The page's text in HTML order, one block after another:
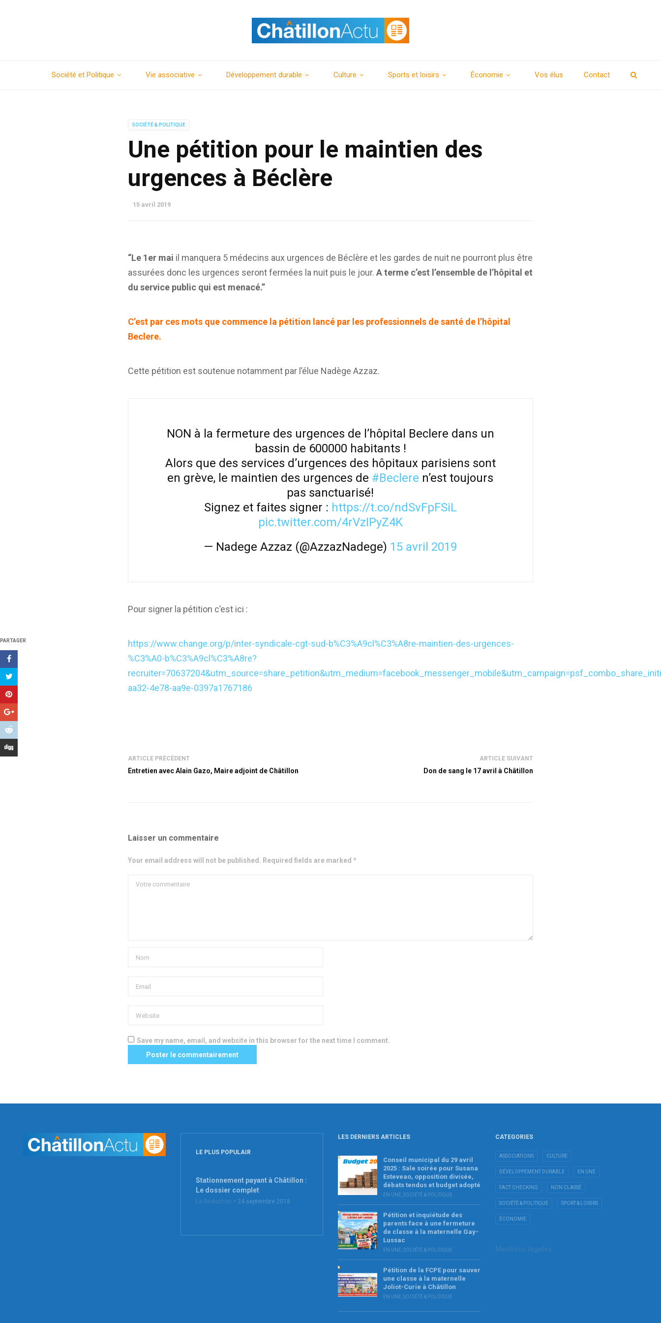
Société et Politique Vie associative Développement durable Culture Sports et loisirs Économie Vos élus Contact
SOCIÉTÉ & POLITIQUE
Une pétition pour le maintien des
urgences à Béclère
15 avril 2019
PARTAGER
“Le 1er mai il manquera 5 médecins aux urgences de Béclère et les gardes de nuit ne pourront plus être
assurées donc les urgences seront fermées la nuit puis le jour.A terme c’est l’ensemble de l’hôpital et
du service public qui est menacé.”
C’est par ces mots que commence la pétition lancé par les professionnels de santé de l’hôpital
Beclere.
Cette pétition est soutenue notamment par l’élue Nadège Azzaz.
NON à la fermeture des urgences de l’hôpital Beclere dans un
bassin de 600000 habitants !
Alors que des services d’urgences des hôpitaux parisiens sont
en grève, le maintien des urgences de #Beclere n’est toujours
pas sanctuarisé!
Signez et faites signer : https://t.co/ndSvFpFSiL
pic.twitter.com/4rVzIPyZ4K
— Nadege Azzaz (@AzzazNadege) 15 avril 2019
Pour signer la pétition c’est ici :
https://www.change.org/p/inter-syndicale-cgt-sud-b%C3%A9cl%C3%A8re-maintien-des-urgences-
%C3%A0-b%C3%A9cl%C3%A8re?
aa32-4e78-aa9e-0397a1767186
ARTICLE PRÉCÉDENT
Entretien avec Alain Gazo, Maire adjoint de Châtillon
ARTICLE SUIVANT
Don de sang le 17 avril à Châtillon
Laisser un commentaire
Your email address will not be published. Required fields are marked *
Save my name, email, and website in this browser for the next time I comment.
LE PLUS POPULAIR
Stationnement payant à Châtillon :
Le dossier complet
La Rédaction 24 septembre 2018
LES DERNIERS ARTICLES
Conseil municipal du 29 avril
2025 : Sale soirée pour Susana
Esteveao, opposition divisée,
débats tendus et budget adopté
EN UNE SOCIÉTÉ & POLITIQUE
Pétition et inquiétude des
parents face à une fermeture
de classe à la maternelle Gay-
Lussac
EN UNE SOCIÉTÉ & POLITIQUE
Pétition de la FCPE pour sauver
une classe à la maternelle
Joliot-Curie à Châtillon
EN UNE SOCIÉTÉ & POLITIQUE
CATEGORIES
ASSOCIATIONS CULTURE
DÉVELOPPEMENT DURABLE EN UNE
FACT CHECKING NON CLASSÉ
SOCIÉTÉ & POLITIQUE SPORT & LOISIRS
ÉCONOMIE